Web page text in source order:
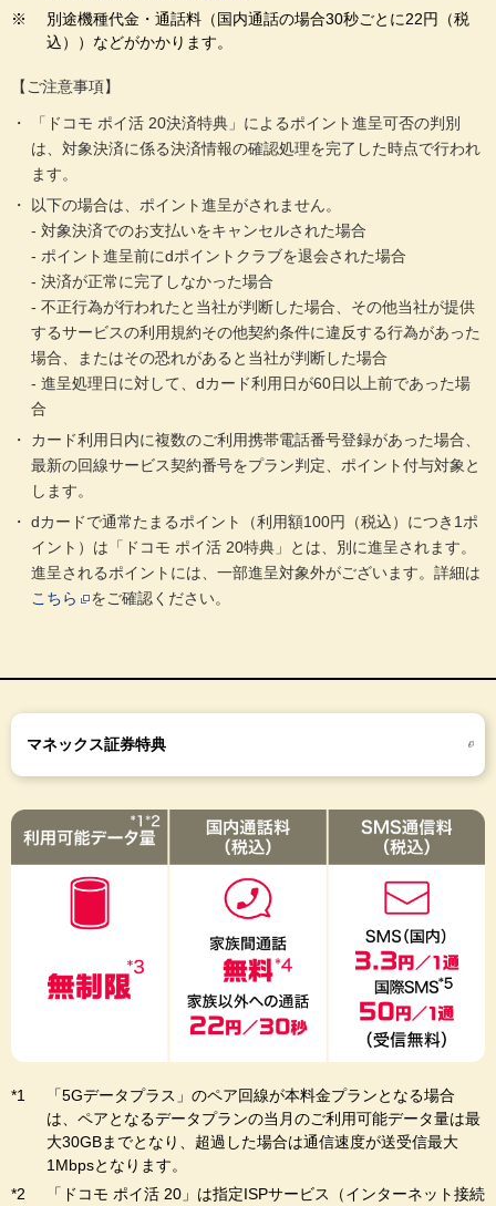
別途機種代金・通話料（国内通話の場合30秒ごとに22円（税
込））などがかかります。
【ご注意事項】
「ドコモ ポイ活 20決済特典」によるポイント進呈可否の判別
は、対象決済に係る決済情報の確認処理を完了した時点で行われ
ます。
以下の場合は、ポイント進呈がされません。
‐ 対象決済でのお支払いをキャンセルされた場合
‐ ポイント進呈前にdポイントクラブを退会された場合
‐ 決済が正常に完了しなかった場合
‐ 不正行為が行われたと当社が判断した場合、その他当社が提供
するサービスの利用規約その他契約条件に違反する行為があった
場合、またはその恐れがあると当社が判断した場合
‐ 進呈処理日に対して、dカード利用日が60日以上前であった場
合
カード利用日内に複数のご利用携帯電話番号登録があった場合、
最新の回線サービス契約番号をプラン判定、ポイント付与対象と
します。
dカードで通常たまるポイント（利用額100円（税込）につき1ポ
イント）は「ドコモ ポイ活 20特典」とは、別に進呈されます。
進呈されるポイントには、一部進呈対象外がございます。詳細は
こちら
をご確認ください。
マネックス証券特典
「5Gデータプラス」のペア回線が本料金プランとなる場合
は、ペアとなるデータプランの当月のご利用可能データ量は最
大30GBまでとなり、超過した場合は通信速度が送受信最大
1Mbpsとなります。
「ドコモ ポイ活 20」は指定ISPサービス（インターネット接続